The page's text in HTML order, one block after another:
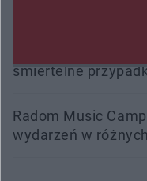
śmiertelne
Radom Music
wydarzeń w